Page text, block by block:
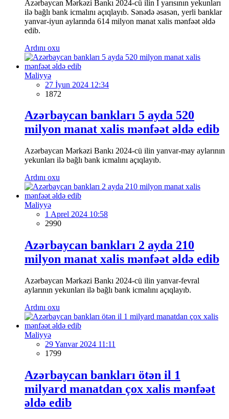
Azərbaycan Mərkəzi Bankı 2024-cü ilin I yarısının yekunları
ilə bağlı bank icmalını açıqlayıb. Sənədə əsasən, yerli banklar
yanvar-iyun aylarında 614 milyon manat xalis mənfəət əldə
edib.
Ardını oxu
Maliyyə
27 İyun 2024 12:34
1872
Azərbaycan bankları 5 ayda 520
milyon manat xalis mənfəət əldə edib
Azərbaycan Mərkəzi Bankı 2024-cü ilin yanvar-may aylarının
yekunları ilə bağlı bank icmalını açıqlayıb.
Ardını oxu
Maliyyə
1 Aprel 2024 10:58
2990
Azərbaycan bankları 2 ayda 210
milyon manat xalis mənfəət əldə edib
Azərbaycan Mərkəzi Bankı 2024-cü ilin yanvar-fevral
aylarının yekunları ilə bağlı bank icmalını açıqlayıb.
Ardını oxu
Maliyyə
29 Yanvar 2024 11:11
1799
Azərbaycan bankları ötən il 1
milyard manatdan çox xalis mənfəət
əldə edib